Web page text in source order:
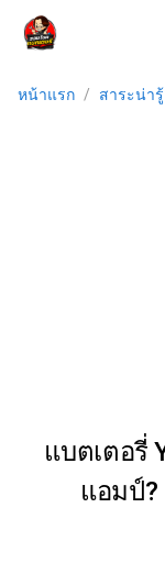
หน้าแรก / สาระน่ารู้
แบตเตอรี่
แอมป์